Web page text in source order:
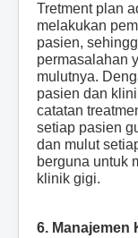
Tretment plan
melakukan
pasien,
permasalahan
mulutnya.
pasien dan
catatan
setiap pasien
dan mulut
berguna untuk
klinik gigi.
6. Manajemen